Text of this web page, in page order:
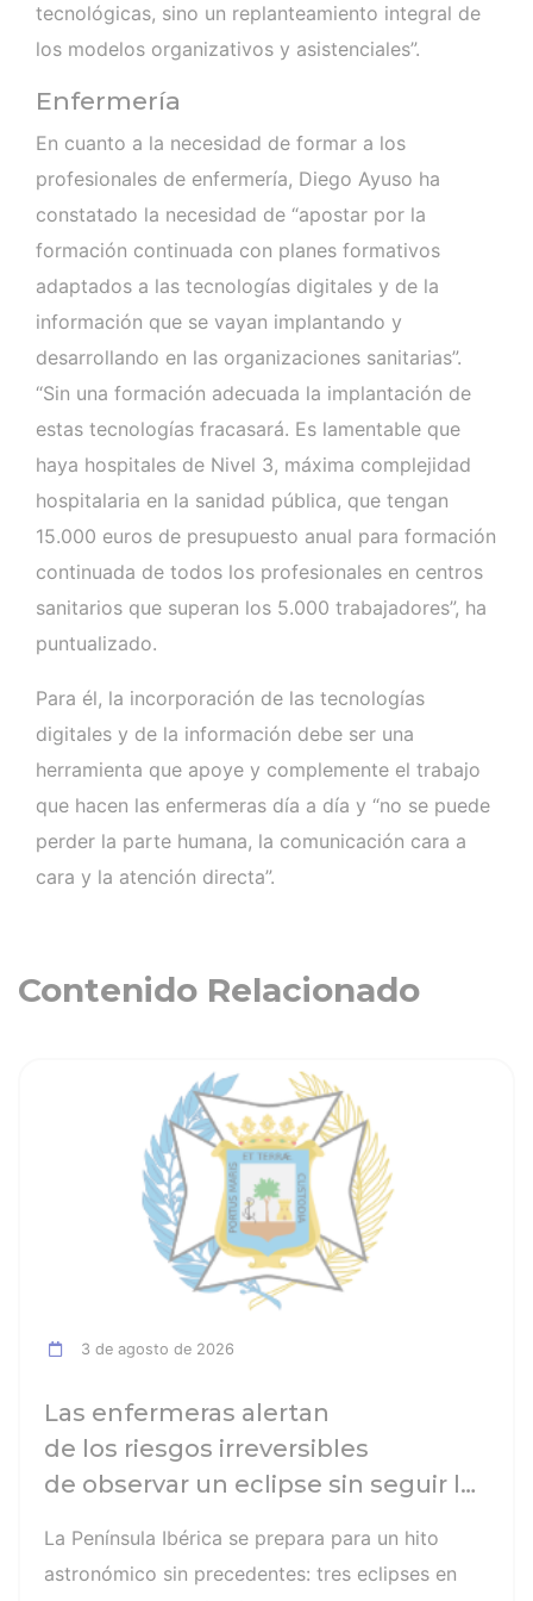
tecnológicas, sino un replanteamiento integral de
los modelos organizativos y asistenciales”.
Enfermería
En cuanto a la necesidad de formar a los
profesionales de enfermería, Diego Ayuso ha
constatado la necesidad de “apostar por la
formación continuada con planes formativos
adaptados a las tecnologías digitales y de la
información que se vayan implantando y
desarrollando en las organizaciones sanitarias”.
“Sin una formación adecuada la implantación de
estas tecnologías fracasará. Es lamentable que
haya hospitales de Nivel 3, máxima complejidad
hospitalaria en la sanidad pública, que tengan
15.000 euros de presupuesto anual para formación
continuada de todos los profesionales en centros
sanitarios que superan los 5.000 trabajadores”, ha
puntualizado.
Para él, la incorporación de las tecnologías
digitales y de la información debe ser una
herramienta que apoye y complemente el trabajo
que hacen las enfermeras día a día y “no se puede
perder la parte humana, la comunicación cara a
cara y la atención directa”.
Contenido Relacionado
3 de agosto de 2026
Las enfermeras alertan
de los riesgos irreversibles
de observar un eclipse sin seguir las
solar es el mayor de los peligros
La Península Ibérica se prepara para un hito
astronómico sin precedentes: tres eclipses en